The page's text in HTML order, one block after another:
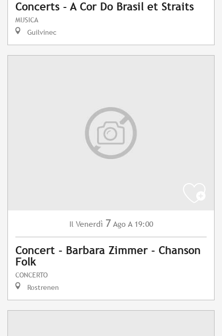
Concerts - A Cor Do Brasil et Straits
MUSICA
Guilvinec
Il Venerdì 7 Ago A 19:00
Concert - Barbara Zimmer - Chanson
Folk
CONCERTO
Rostrenen